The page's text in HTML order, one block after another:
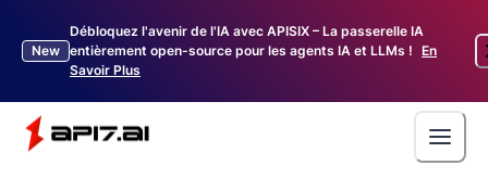
New
Débloquez l'avenir de l'IA avec APISIX – La passerelle IA
entièrement open-source pour les agents IA et LLMs ! En
Savoir Plus